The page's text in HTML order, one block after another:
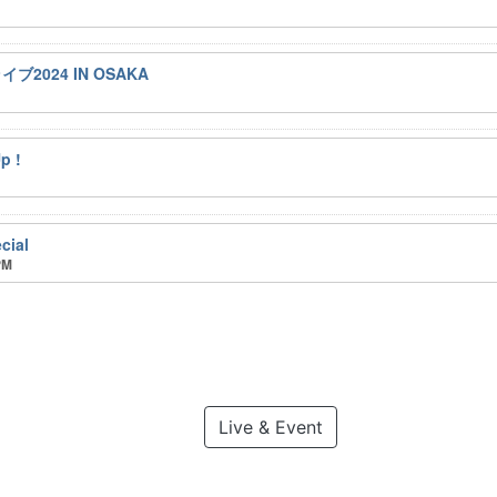
ブ2024 IN OSAKA
!
Live & Event